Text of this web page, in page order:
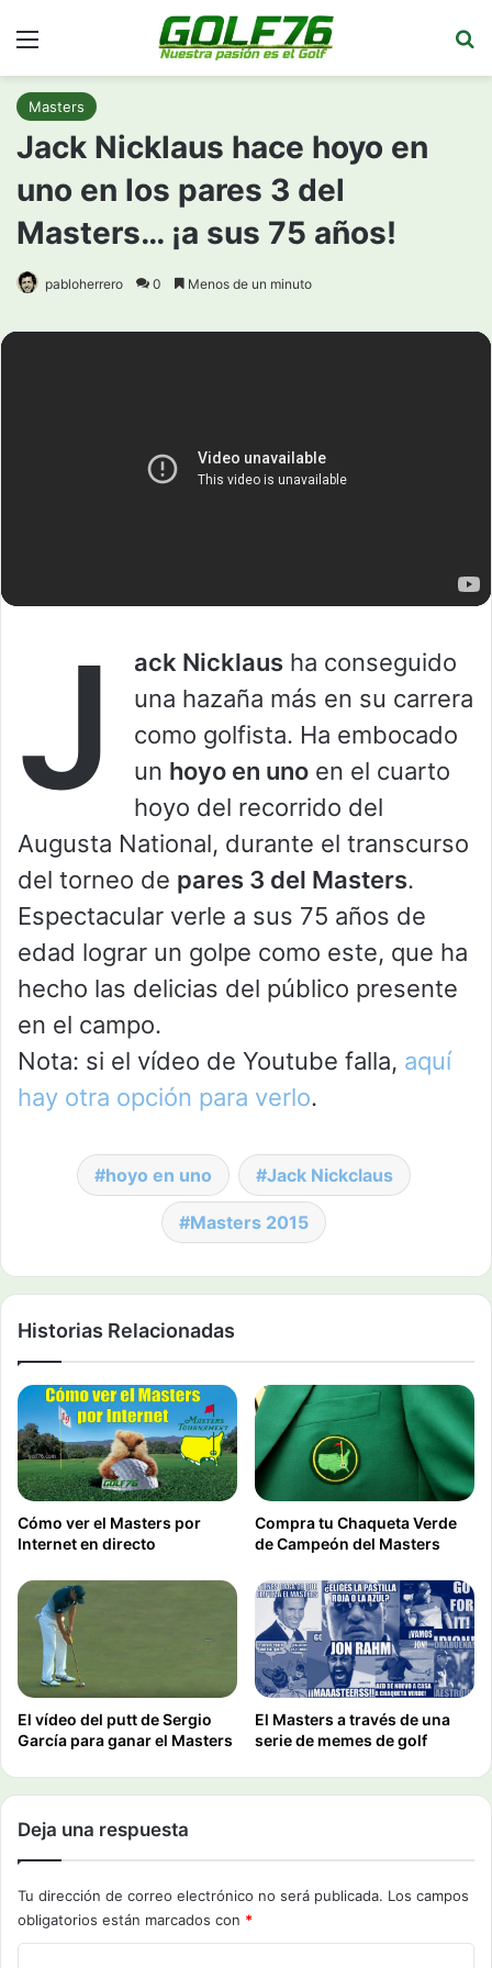
Masters
Jack Nicklaus hace hoyo en
uno en los pares 3 del
Masters… ¡a sus 75 años!
pabloherrero 0 Menos de un minuto
J ack Nicklaus ha conseguido
una hazaña más en su carrera
como golfista. Ha embocado
un hoyo en uno en el cuarto
hoyo del recorrido del
Augusta National, durante el transcurso
del torneo de pares 3 del Masters.
Espectacular verle a sus 75 años de
edad lograr un golpe como este, que ha
hecho las delicias del público presente
en el campo.
Nota: si el vídeo de Youtube falla, aquí
hay otra opción para verlo.
hoyo en uno Jack Nickclaus
Masters 2015
Historias Relacionadas
Cómo ver el Masters por
Internet en directo
Compra tu Chaqueta Verde
de Campeón del Masters
El vídeo del putt de Sergio
García para ganar el Masters
El Masters a través de una
serie de memes de golf
Deja una respuesta
Tu dirección de correo electrónico no será publicada. Los campos
obligatorios están marcados con *